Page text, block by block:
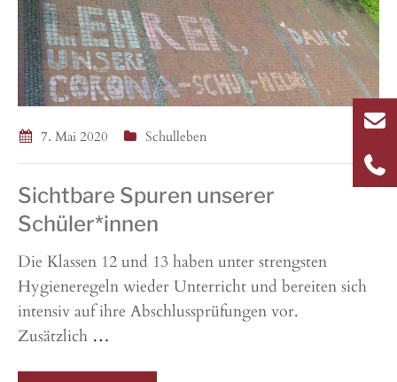
7. Mai 2020 Schulleben
Sichtbare Spuren unserer
Schüler*innen
Die Klassen 12 und 13 haben unter strengsten
Hygieneregeln wieder Unterricht und bereiten sich
intensiv auf ihre Abschlussprüfungen vor.
Zusätzlich …